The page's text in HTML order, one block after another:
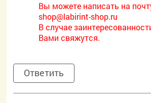
Вы можете написать на
shop@labirint-shop.ru
В случае
Вами свяжутся.
Ответить